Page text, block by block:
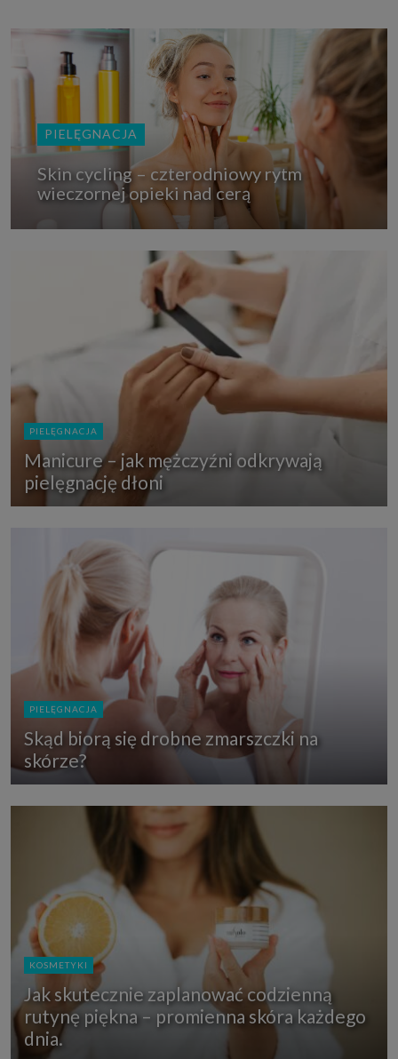
PIELĘGNACJA
Skin cycling – czterodniowy rytm
wieczornej opieki nad cerą
PIELĘGNACJA
Manicure – jak mężczyźni odkrywają
pielęgnację dłoni
PIELĘGNACJA
Skąd biorą się drobne zmarszczki na
skórze?
KOSMETYKI
Jak skutecznie zaplanować codzienną
rutynę piękna – promienna skóra każdego
dnia.